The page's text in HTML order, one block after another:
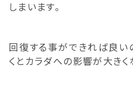
しまいます。
回復する事ができれば良い
くとカラダへの影響が大きく